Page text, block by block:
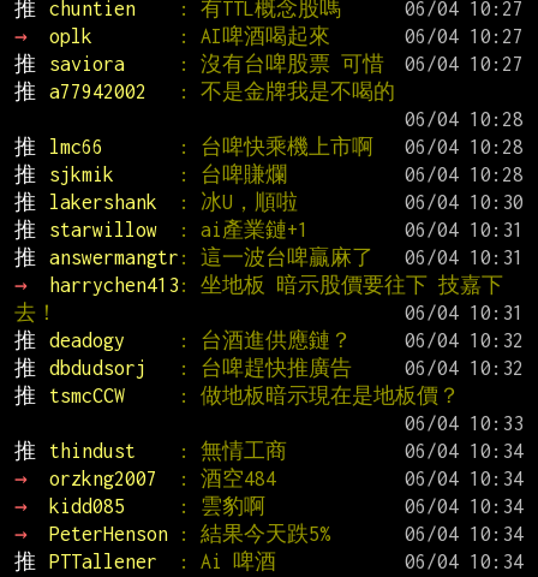
推
chuntien : 有TTL概念股嗎
→
oplk : AI啤酒喝起來
推
saviora : 沒有台啤股票 可惜
推
a77942002
: 不是金牌我是不喝的
推
lmc66 : 台啤快乘機上市啊
推
sjkmik : 台啤賺爛
推
lakershank : 冰U，順啦
推
starwillow : ai產業鏈+1
推
answermangtr : 這一波台啤贏麻了
→
harrychen413 : 坐地板 暗示股價要往下 技嘉下
去！
推
deadogy : 台酒進供應鏈？
推
dbdudsorj : 台啤趕快推廣告
推
tsmcCCW
: 做地板暗示現在是地板價？
推
thindust : 無情工商
→
orzkng2007 : 酒空484
→
kidd085 : 雲豹啊
→
PeterHenson : 結果今天跌5%
推
PTTallener : Ai 啤酒